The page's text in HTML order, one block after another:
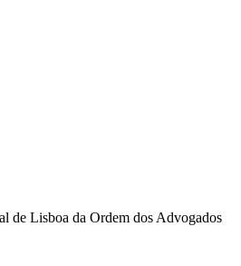
de Lisboa da Ordem dos Advogados